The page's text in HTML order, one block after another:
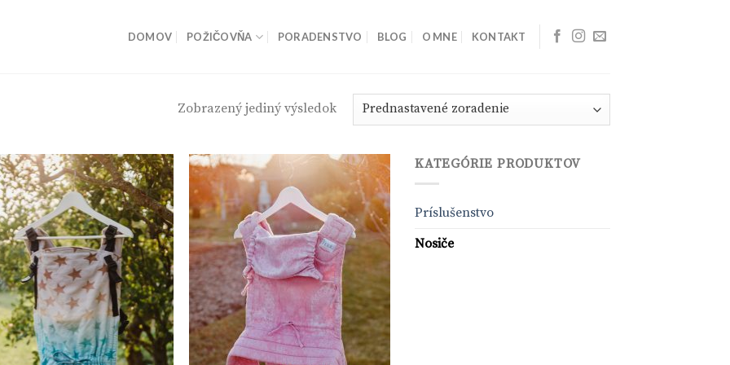
DOMOV POŽIČOVŇA PORADENSTVO BLOG O MNE KONTAKT
Zobrazený jediný výsledok
KATEGÓRIE PRODUKTOV
Príslušenstvo
Nosiče